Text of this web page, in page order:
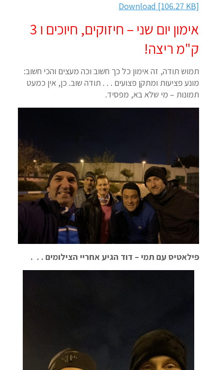
Download [106.27 KB]
אימון יום שני – חיזוקים, חיוכים ו 3
ק"מ ריצה!
תמוש תודה, זה אימון כל כך חשוב וכה מעצים והכי חשוב:
מונע פציעות ומתקן פצועים . . . תודה שוב. כן, אין כמעט
תמונות – מי שלא בא, מפסיד.
פילאטיס עם תמי – דוד הגיע אחריי הצילומים . . .